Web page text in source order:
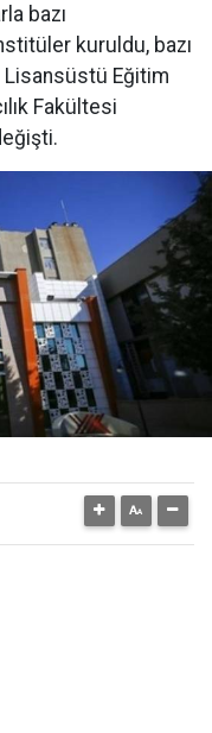
bazı
kuruldu, bazı
Lisansüstü Eğitim
Fakültesi